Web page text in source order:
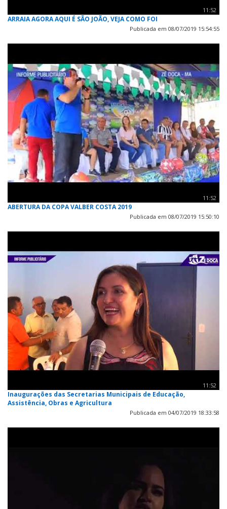
11:52
ARRAIA AGORA AQUI É SÃO JOÃO, VEJA COMO FOI
Publicada em 08/07/2019 15:54:55
11:52
ABERTURA DA COPA VALBER COSTA 2019
Publicada em 08/07/2019 15:50:10
11:52
Inaugurações das Secretarias Municipais de Educação,
Assistência, Obras e Agricultura
Publicada em 04/07/2019 18:33:58